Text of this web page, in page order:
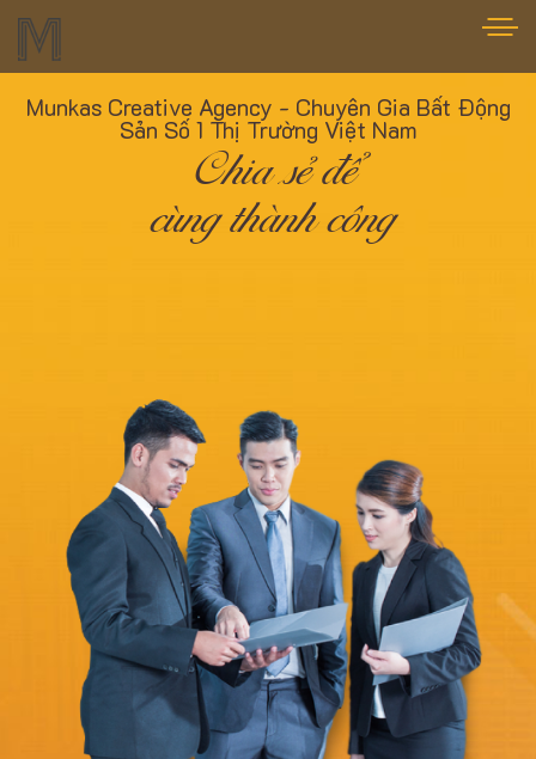
Munkas Creative Agency - Chuyên Gia Bất Động
Sản Số 1 Thị Trường Việt Nam
Chia sẻ để
cùng thành công